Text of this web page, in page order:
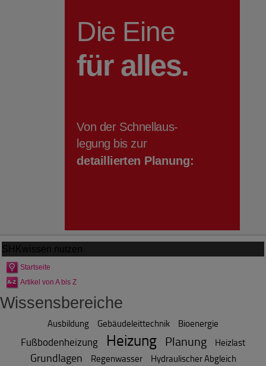
SHKwissen nutzen
Startseite
Artikel von A bis Z
Wissensbereiche
Ausbildung Gebäudeleittechnik Bioenergie
Fußbodenheizung Heizung Planung Heizlast
Grundlagen Regenwasser Hydraulischer Abgleich